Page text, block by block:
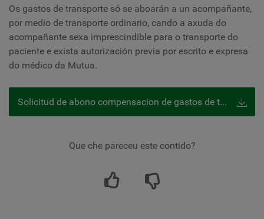
Os gastos de transporte só se aboarán a un acompañante,
por medio de transporte ordinario, cando a axuda do
acompañante sexa imprescindible para o transporte do
paciente e exista autorización previa por escrito e expresa
do médico da Mutua.
Solicitud de abono compensacion de gastos de transporte
Que che pareceu este contido?